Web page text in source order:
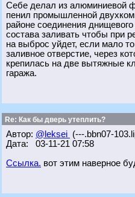
Себе делал из алюминиевой
пенил промышленной
районе соединения
состава заливать чтобы при
на выброс уйдет, если мало
заливное отверстие, через
крепилась на две вытяжные
гаража.
Re: Как бы дверь утеплить?
Автор: @leksei (---.bbn07-
Дата: 03-11-21 07:58
Ссылка. вот этим наверное